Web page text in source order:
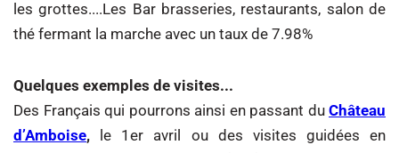
les grottes....Les Bar brasseries, restaurants, salon de
thé fermant la marche avec un taux de 7.98%
Quelques exemples de visites...
Des Français qui pourrons ainsi en passant du Château
d’Amboise, le 1er avril ou des visites guidées en